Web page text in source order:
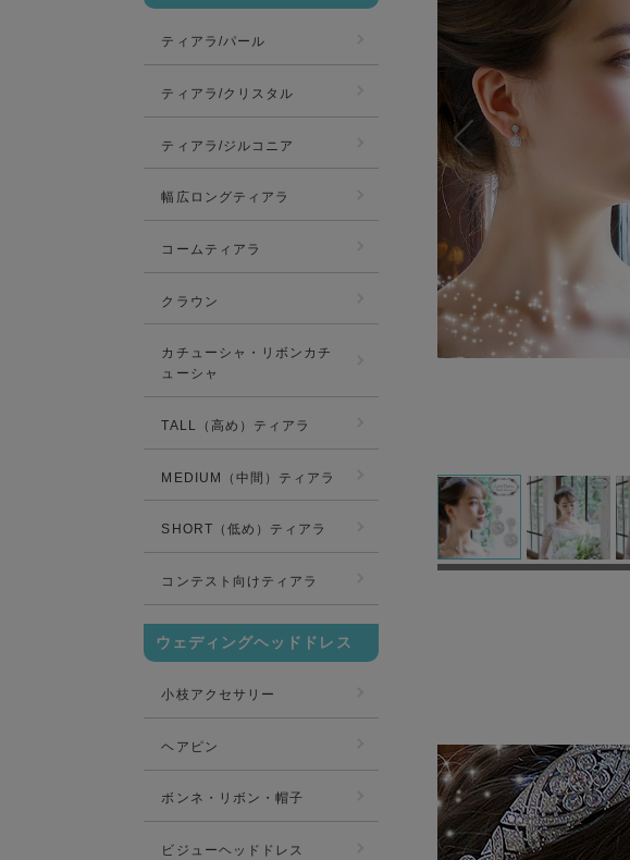
ティアラ/パール
ティアラ/クリスタル
ティアラ/ジルコニア
幅広ロングティアラ
コームティアラ
クラウン
カチューシャ・リボンカチ
ューシャ
TALL（高め）ティアラ
MEDIUM（中間）ティアラ
SHORT（低め）ティアラ
コンテスト向けティアラ
ウェディングヘッドドレス
小枝アクセサリー
ヘアピン
ボンネ・リボン・帽子
ビジューヘッドドレス